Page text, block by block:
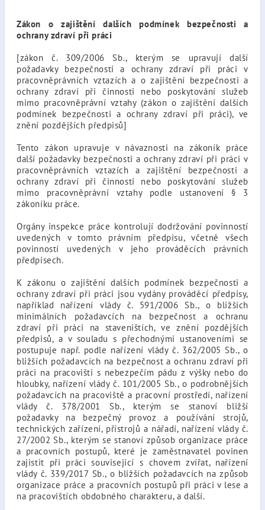
Zákon o zajištění dalších podmínek bezpečnosti a
ochrany zdraví při práci
[zákon č. 309/2006 Sb., kterým se upravují další
požadavky bezpečnosti a ochrany zdraví při práci v
pracovněprávních vztazích a o zajištění bezpečnosti a
ochrany zdraví při činnosti nebo poskytování služeb
mimo pracovněprávní vztahy (zákon o zajištění dalších
podmínek bezpečnosti a ochrany zdraví při práci), ve
znění pozdějších předpisů]
Tento zákon upravuje v návaznosti na zákoník práce
další požadavky bezpečnosti a ochrany zdraví při práci v
pracovněprávních vztazích a zajištění bezpečnosti a
ochrany zdraví při činnosti nebo poskytování služeb
mimo pracovněprávní vztahy podle ustanovení § 3
zákoníku práce.
Orgány inspekce práce kontrolují dodržování povinností
uvedených v tomto právním předpisu, včetně všech
povinností uvedených v jeho prováděcích právních
předpisech.
K zákonu o zajištění dalších podmínek bezpečnosti a
ochrany zdraví při práci jsou vydány prováděcí předpisy,
například nařízení vlády č. 591/2006 Sb., o bližších
minimálních požadavcích na bezpečnost a ochranu
zdraví při práci na staveništích, ve znění pozdějších
předpisů, a v souladu s přechodnými ustanoveními se
postupuje např. podle nařízení vlády č. 362/2005 Sb., o
bližších požadavcích na bezpečnost a ochranu zdraví při
práci na pracovišti s nebezpečím pádu z výšky nebo do
hloubky, nařízení vlády č. 101/2005 Sb., o podrobnějších
požadavcích na pracoviště a pracovní prostředí, nařízení
vlády č. 378/2001 Sb., kterým se stanoví bližší
požadavky na bezpečný provoz a používání strojů,
technických zařízení, přístrojů a nářadí, nařízení vlády č.
27/2002 Sb., kterým se stanoví způsob organizace práce
a pracovních postupů, které je zaměstnavatel povinen
zajistit při práci související s chovem zvířat, nařízení
vlády č. 339/2017 Sb., o bližších požadavcích na způsob
organizace práce a pracovních postupů při práci v lese a
na pracovištích obdobného charakteru, a další.